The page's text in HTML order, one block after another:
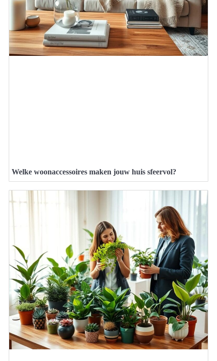
Welke woonaccessoires maken jouw huis sfeervol?